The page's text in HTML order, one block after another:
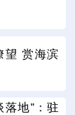
望 赏海滨
落地”：驻